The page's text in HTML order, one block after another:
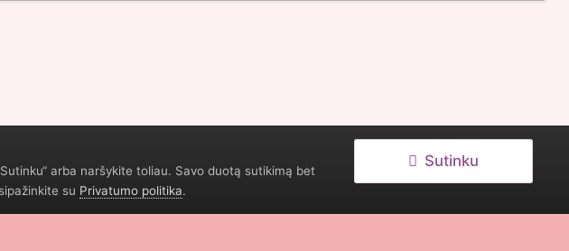
arba naršykite toliau. Savo duotą sutikimą bet
su Privatumo politika.
Sutinku